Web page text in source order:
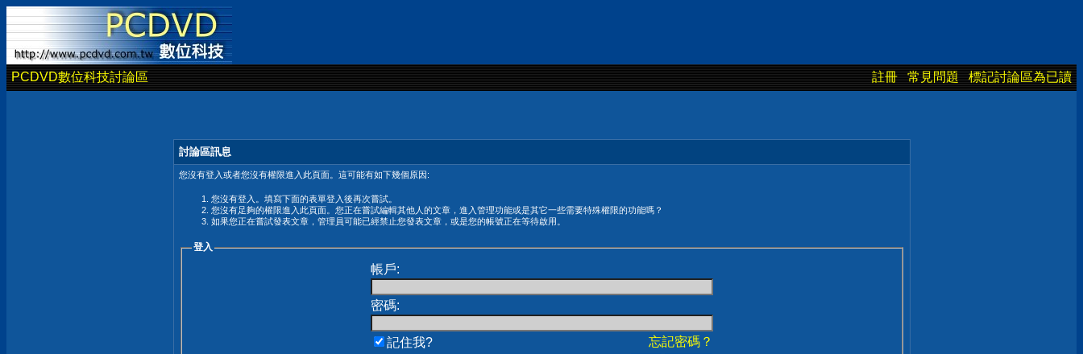
PCDVD數位科技討論區 註冊 常見問題 標記討論區為已讀
討論區訊息
您沒有登入或者您沒有權限進入此頁面。這可能有如下幾個原因:
您沒有登入。填寫下面的表單登入後再次嘗試。
您沒有足夠的權限進入此頁面。您正在嘗試編輯其他人的文章，進入管理功能或是其它一些需要特殊權限的功能嗎？
如果您正在嘗試發表文章，管理員可能已經禁止您發表文章，或是您的帳號正在等待啟用。
登入
帳戶:
密碼:
忘記密碼？
記住我?